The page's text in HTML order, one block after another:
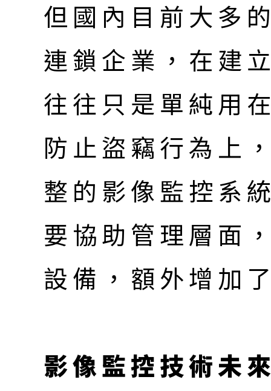
但國內目前大多
連鎖企業，在建
往往只是單純用
防止盜竊行為上
整的影像監控系
要協助管理層面
設備，額外增加
影像監控技術未